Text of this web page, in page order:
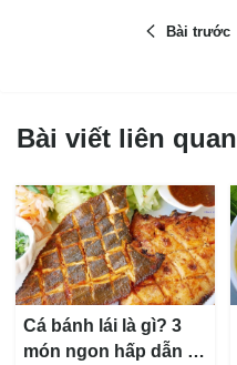
Bài trước
Bài viết liên quan
Cá bánh lái là gì? 3
món ngon hấp dẫn từ